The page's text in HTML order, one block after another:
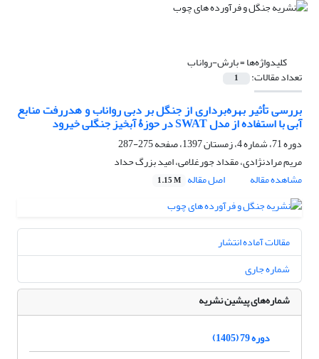
کلیدواژه‌ها =بارش-رواناب
تعداد مقالات: 1
بررسی تأثیر بهره‌برداری از جنگل بر دبی رواناب و هدررفت منابع
آبی با استفاده از مدل SWAT در حوزۀ آبخیز جنگلی خیرود
دوره 71، شماره 4، زمستان 1397، صفحه
275-287
مریم مرادنژادی، مقداد جورغلامی، امید بزرگ حداد
مشاهده مقاله
اصل مقاله 1.15 M
مقالات آماده انتشار
شماره جاری
شماره‌های پیشین نشریه
دوره 79 (1405)